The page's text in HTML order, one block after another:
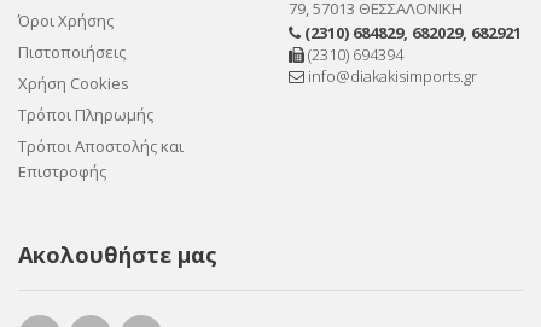
Όροι Χρήσης
Πιστοποιήσεις
Χρήση Cookies
Τρόποι Πληρωμής
Τρόποι Αποστολής και
Επιστροφής
79, 57013 ΘΕΣΣΑΛΟΝΙΚΗ
(2310) 684829, 682029, 682921
(2310) 694394
info@diakakisimports.gr
Ακολουθήστε μας